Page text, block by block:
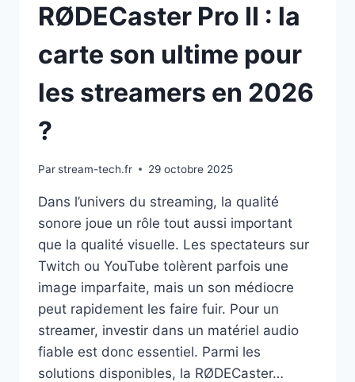
RØDECaster Pro II : la
carte son ultime pour
les streamers en 2026
?
Parstream-tech.fr 29 octobre 2025
Dans l’univers du streaming, la qualité
sonore joue un rôle tout aussi important
que la qualité visuelle. Les spectateurs sur
Twitch ou YouTube tolèrent parfois une
image imparfaite, mais un son médiocre
peut rapidement les faire fuir. Pour un
streamer, investir dans un matériel audio
fiable est donc essentiel. Parmi les
solutions disponibles, la RØDECaster…